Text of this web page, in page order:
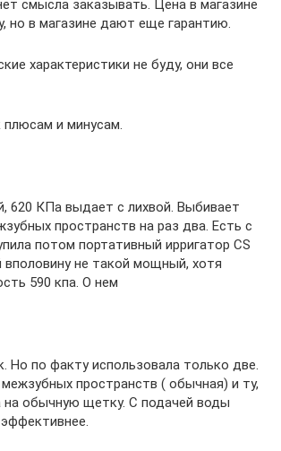
смысла заказывать. Цена в магазине
но в магазине дают еще гарантию.
характеристики не буду, они все
плюсам и минусам.
620 КПа выдает с лихвой. Выбивает
пространств на раз два. Есть с
потом портативный ирригатор CS
вполовину не такой мощный, хотя
590 кпа. О нем
Но по факту использовала только две.
пространств ( обычная) и ту,
на обычную щетку. С подачей воды